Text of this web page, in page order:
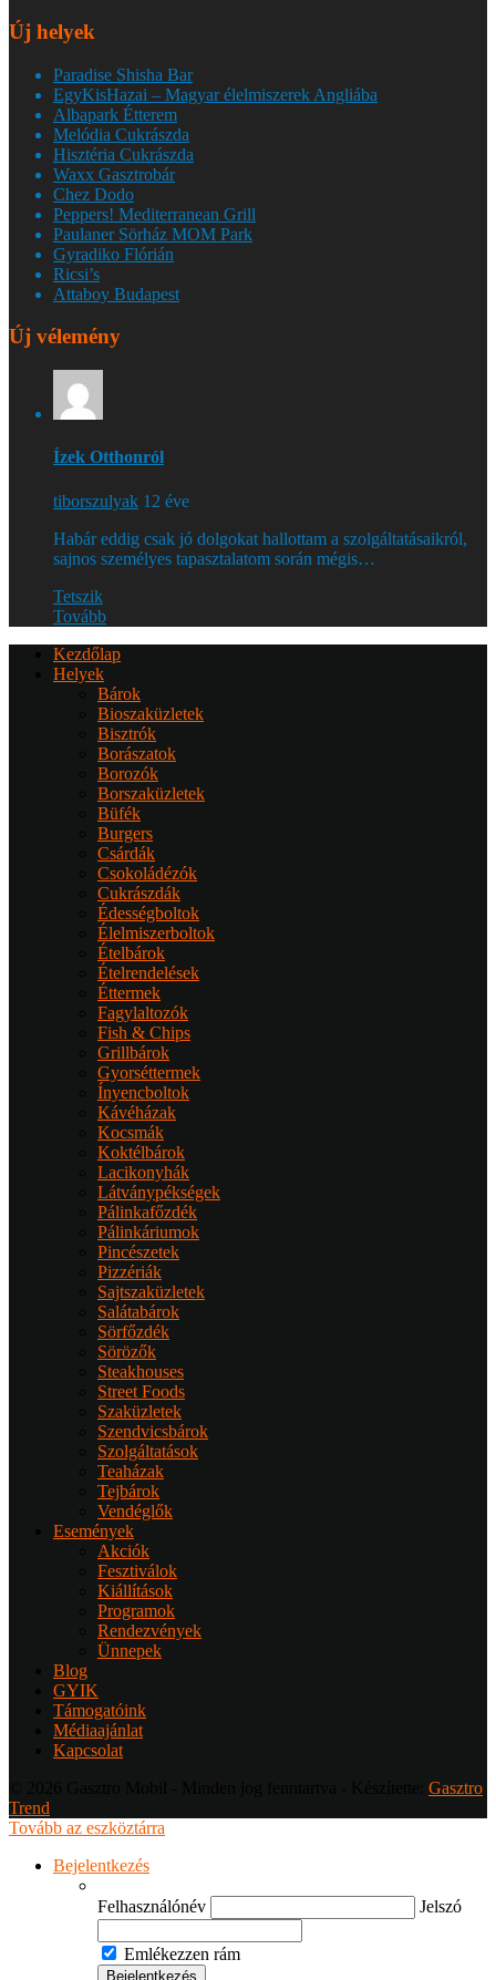
Új helyek
Paradise Shisha Bar
EgyKisHazai – Magyar élelmiszerek Angliába
Albapark Étterem
Melódia Cukrászda
Hisztéria Cukrászda
Waxx Gasztrobár
Chez Dodo
Peppers! Mediterranean Grill
Paulaner Sörház MOM Park
Gyradiko Flórián
Ricsi’s
Attaboy Budapest
Új vélemény
Ízek Otthonról
tiborszulyak 12 éve
Habár eddig csak jó dolgokat hallottam a szolgáltatásaikról,
sajnos személyes tapasztalatom során mégis…
Tetszik
Tovább
Kezdőlap
Helyek
Bárok
Bioszaküzletek
Bisztrók
Borászatok
Borozók
Borszaküzletek
Büfék
Burgers
Csárdák
Csokoládézók
Cukrászdák
Édességboltok
Élelmiszerboltok
Ételbárok
Ételrendelések
Éttermek
Fagylaltozók
Fish & Chips
Grillbárok
Gyorséttermek
Ínyencboltok
Kávéházak
Kocsmák
Koktélbárok
Lacikonyhák
Látványpékségek
Pálinkafőzdék
Pálinkáriumok
Pincészetek
Pizzériák
Sajtszaküzletek
Salátabárok
Sörfőzdék
Sörözők
Steakhouses
Street Foods
Szaküzletek
Szendvicsbárok
Szolgáltatások
Teaházak
Tejbárok
Vendéglők
Események
Akciók
Fesztiválok
Kiállítások
Programok
Rendezvények
Ünnepek
Blog
GYIK
Támogatóink
Médiaajánlat
Kapcsolat
Gasztro
Trend
Tovább az eszköztárra
Bejelentkezés
Felhasználónév Jelszó
Emlékezzen rám